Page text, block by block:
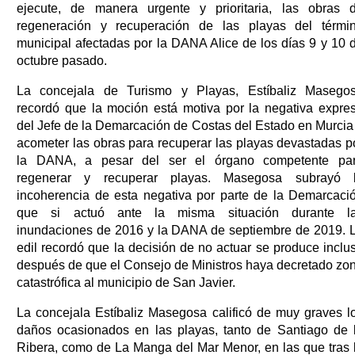
ejecute, de manera urgente y prioritaria, las obras
regeneración y recuperación de las playas del
municipal afectadas por la DANA Alice de los días 9 y 10
octubre pasado.
La concejala de Turismo y Playas, Estíbaliz
recordó que la moción está motiva por la negativa
del Jefe de la Demarcación de Costas del Estado en
acometer las obras para recuperar las playas devastadas
la DANA, a pesar del ser el órgano competente
regenerar y recuperar playas. Masegosa subrayó
incoherencia de esta negativa por parte de la
que si actuó ante la misma situación durante
inundaciones de 2016 y la DANA de septiembre de 2019.
edil recordó que la decisión de no actuar se produce
después de que el Consejo de Ministros haya decretado
catastrófica al municipio de San Javier.
La concejala Estíbaliz Masegosa calificó de muy graves
daños ocasionados en las playas, tanto de Santiago de
Ribera, como de La Manga del Mar Menor, en las que tras